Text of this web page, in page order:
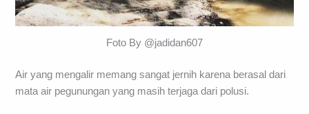
Foto By @jadidan607
Air yang mengalir memang sangat jernih karena berasal dari
mata air pegunungan yang masih terjaga dari polusi.